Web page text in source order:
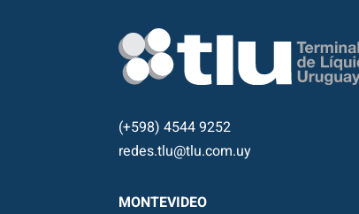
(+598) 4544 9252
redes.tlu@tlu.com.uy
MONTEVIDEO